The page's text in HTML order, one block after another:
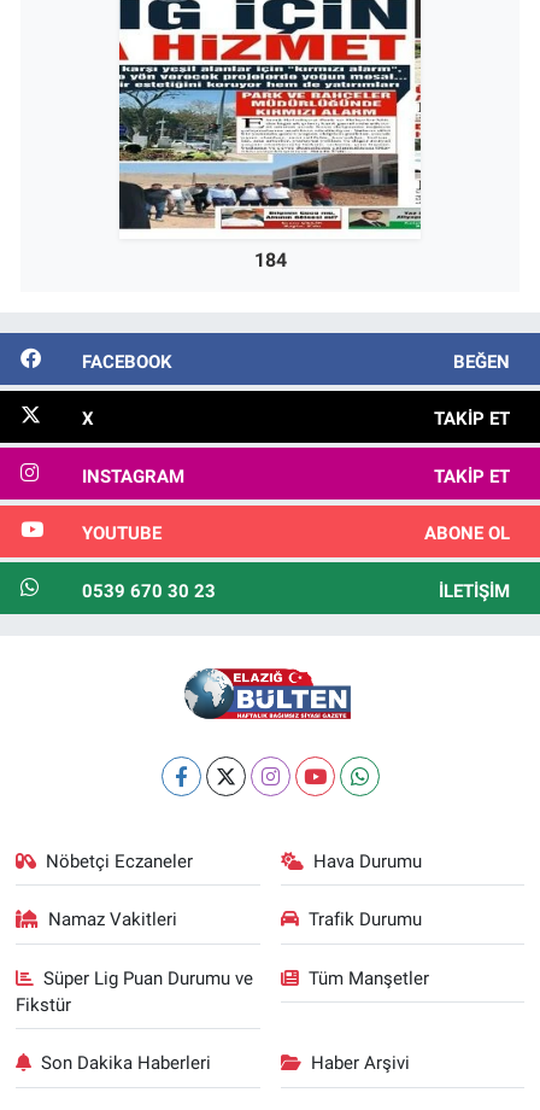
184
FACEBOOK BEĞEN
X TAKIP ET
INSTAGRAM TAKIP ET
YOUTUBE ABONE OL
0539 670 30 23 İLETIŞIM
Nöbetçi Eczaneler Hava Durumu
Namaz Vakitleri Trafik Durumu
Süper Lig Puan Durumu ve
Fikstür
Tüm Manşetler
Son Dakika Haberleri Haber Arşivi